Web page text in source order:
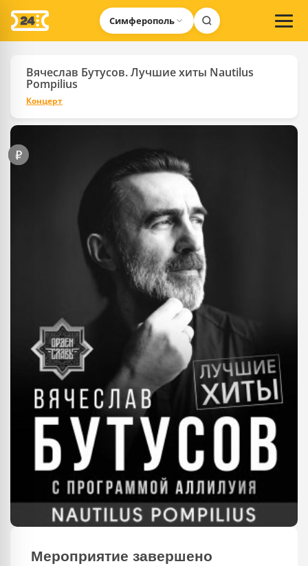
Симферополь
Вячеслав Бутусов. Лучшие хиты Nautilus
Pompilius
Концерт
Мероприятие завершено